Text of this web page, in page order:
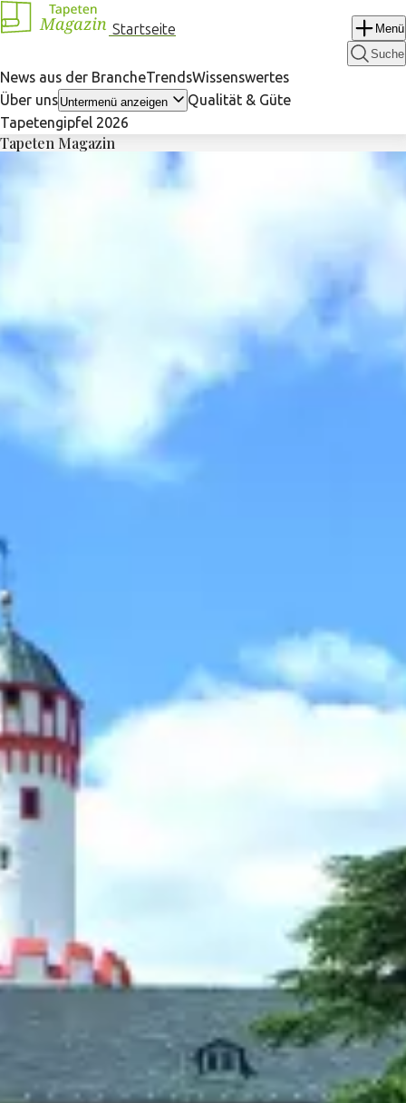
Navigation
überspringen
Startseite
Menü
Suche
News aus der BrancheTrendsWissenswertes
Über uns Untermenü anzeigen
Qualität & Güte
Tapetengipfel 2026
Tapeten Magazin